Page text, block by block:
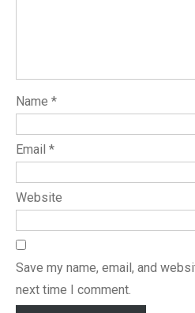
Name *
Email *
Website
Save my name, email, and
next time I comment.